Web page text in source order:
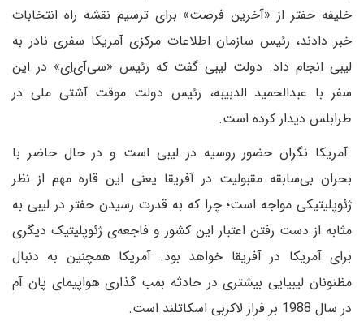
خلیفه حفتر از «آخرین فرصت» برای ترسیم نقشه راه انتخابات
خبر دادند، رئیس سازمان اطلاعات مرکزی آمریکا سفری نادر به
لیبی انجام داد. دولت لیبی گفت که رئیس «سی‌آی‌اِی» در این
سفر با عبدالحمید الدبیبه، رئیس دولت موقت آشتی ملی در
طرابلس دیدار کرده است.
آمریکا نگران حضور روسیه در لیبی است و در حال حاضر با
بحران بی‌سابقه مقبولیت در آفریقا یعنی این قاره مهم از نظر
ژئوپلیتیکی مواجه است؛ چرا که به قدرت رسیدن حفتر در لیبی به
مثابه از دست رفتن اعتبار این کشور و فاجعه‌ی ژئوپلیتیک دیگری
برای آمریکا در آفریقا خواهد بود. آمریکا همچنین به دنبال
مظنونان لیبیایی بیشتری در حادثه بمب گذاری هواپیمای پان آم
در سال 1988 بر فراز لاکربی اسکاتلند است.